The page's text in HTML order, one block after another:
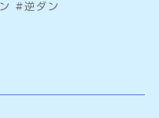
#逆ダン